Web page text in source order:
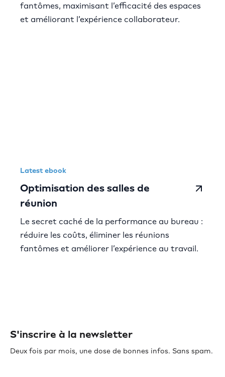
fantômes, maximisant l’efficacité des espaces
et améliorant l’expérience collaborateur.
Latest ebook
Optimisation des salles de
réunion
Le secret caché de la performance au bureau :
réduire les coûts, éliminer les réunions
fantômes et améliorer l’expérience au travail.
S'inscrire à la newsletter
Deux fois par mois, une dose de bonnes infos. Sans spam.